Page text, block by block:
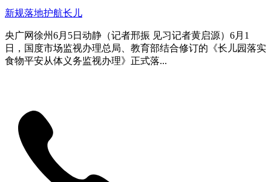
新规落地护航长儿
央广网徐州6月5日动静（记者邢振 见习记者黄启源）6月1
日，国度市场监视办理总局、教育部结合修订的《长儿园落实
食物平安从体义务监视办理》正式落...